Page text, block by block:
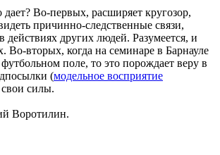
дает? Во-первых, расширяет кругозор,
причинно-следственные связи,
других людей. Разумеется, и
Во-вторых, когда на семинаре в Барнауле
поле, то это порождает веру в
(модельное восприятие
силы.
Воротилин.